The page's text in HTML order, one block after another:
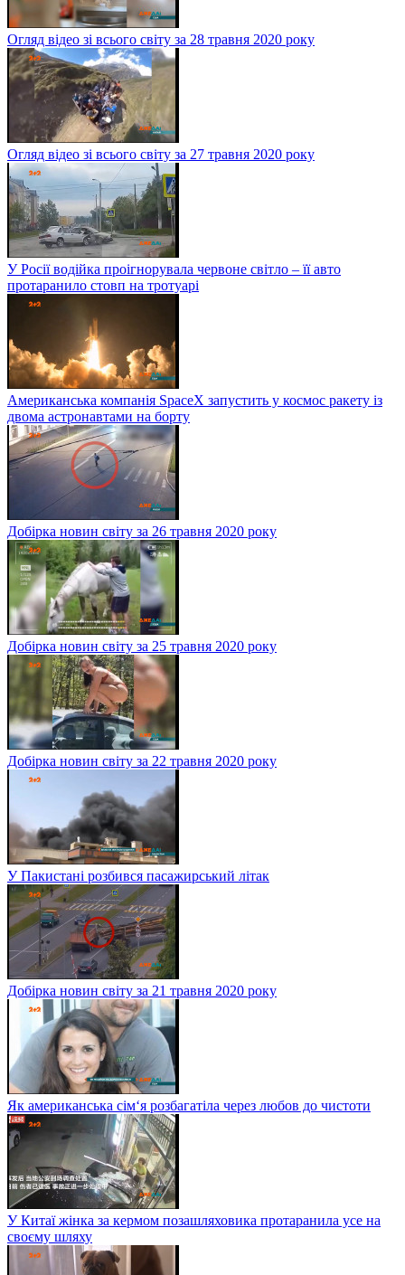
Огляд відео зі всього світу за 28 травня 2020 року
Огляд відео зі всього світу за 27 травня 2020 року
У Росії водійка проігнорувала червоне світло – її авто
протаранило стовп на тротуарі
Американська компанія SpaceX запустить у космос ракету із
двома астронавтами на борту
Добірка новин світу за 26 травня 2020 року
Добірка новин світу за 25 травня 2020 року
Добірка новин світу за 22 травня 2020 року
У Пакистані розбився пасажирський літак
Добірка новин світу за 21 травня 2020 року
Як американська сім‘я розбагатіла через любов до чистоти
У Китаї жінка за кермом позашляховика протаранила усе на
своєму шляху